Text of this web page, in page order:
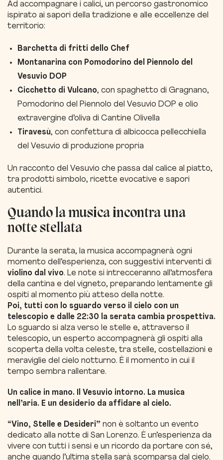
Ad accompagnare i calici, un percorso gastronomico
ispirato ai sapori della tradizione e alle eccellenze del
territorio:
Barchetta di fritti dello Chef
Montanarina con Pomodorino del Piennolo del
Vesuvio DOP
Cicchetto di Vulcano, con spaghetto di Gragnano,
Pomodorino del Piennolo del Vesuvio DOP e olio
extravergine d’oliva di Cantine Olivella
Tiravesù, con confettura di albicocca pellecchiella
del Vesuvio di produzione propria
Un racconto del Vesuvio che passa dal calice al piatto,
tra prodotti simbolo, ricette evocative e sapori
autentici.
Quando la musica incontra una
notte stellata
Durante la serata, la musica accompagnerà ogni
momento dell’esperienza, con suggestivi interventi di
violino dal vivo. Le note si intrecceranno all’atmosfera
della cantina e del vigneto, preparando lentamente gli
ospiti al momento più atteso della notte.
Poi, tutti con lo sguardo verso il cielo con un
telescopio e dalle 22:30 la serata cambia prospettiva.
Lo sguardo si alza verso le stelle e, attraverso il
telescopio, un esperto accompagnerà gli ospiti alla
scoperta della volta celeste, tra stelle, costellazioni e
meraviglie del cielo notturno. È il momento in cui il
tempo sembra rallentare.
Un calice in mano. Il Vesuvio intorno. La musica
nell’aria. E un desiderio da affidare al cielo.
“Vino, Stelle e Desideri” non è soltanto un evento
dedicato alla notte di San Lorenzo. È un’esperienza da
vivere con tutti i sensi e un ricordo da portare con sé,
anche quando l’ultima stella sarà scomparsa dal cielo.